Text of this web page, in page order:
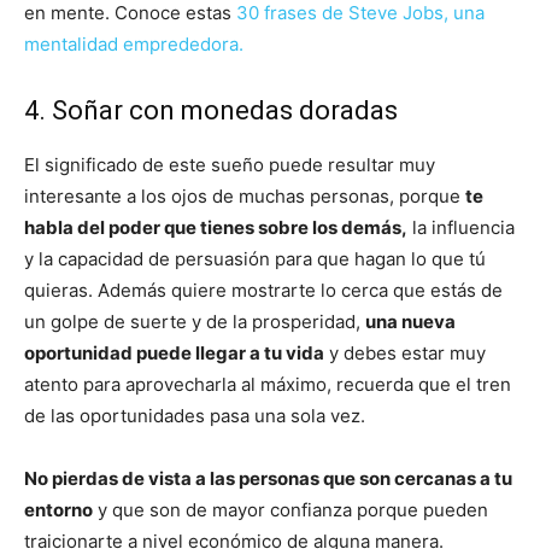
en mente. Conoce estas 30 frases de Steve Jobs, una
mentalidad emprededora.
4. Soñar con monedas doradas
El significado de este sueño puede resultar muy
interesante a los ojos de muchas personas, porque te
habla del poder que tienes sobre los demás, la influencia
y la capacidad de persuasión para que hagan lo que tú
quieras. Además quiere mostrarte lo cerca que estás de
un golpe de suerte y de la prosperidad, una nueva
oportunidad puede llegar a tu vida y debes estar muy
atento para aprovecharla al máximo, recuerda que el tren
de las oportunidades pasa una sola vez.
No pierdas de vista a las personas que son cercanas a tu
entorno y que son de mayor confianza porque pueden
traicionarte a nivel económico de alguna manera.